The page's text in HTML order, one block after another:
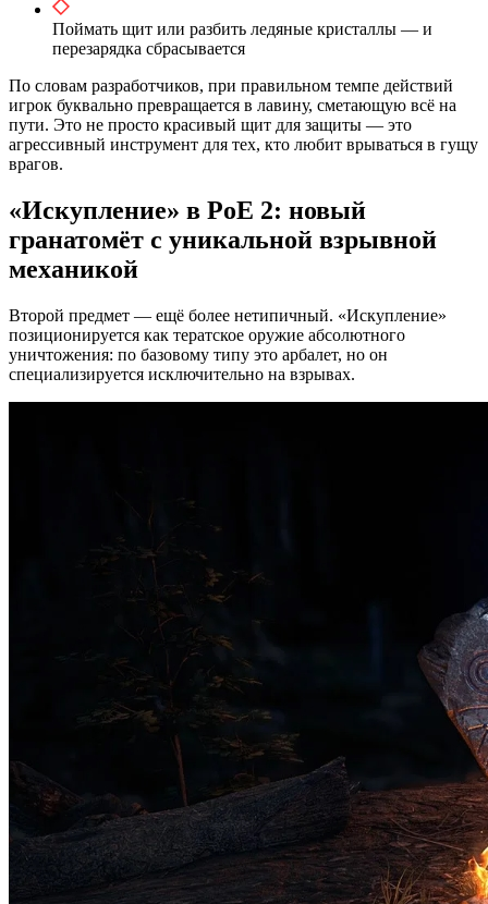
Поймать щит или разбить ледяные кристаллы — и
перезарядка сбрасывается
По словам разработчиков, при правильном темпе действий
игрок буквально превращается в лавину, сметающую всё на
пути. Это не просто красивый щит для защиты — это
агрессивный инструмент для тех, кто любит врываться в гущу
врагов.
«Искупление» в PoE 2: новый
гранатомёт с уникальной взрывной
механикой
Второй предмет — ещё более нетипичный. «Искупление»
позиционируется как тератское оружие абсолютного
уничтожения: по базовому типу это арбалет, но он
специализируется исключительно на взрывах.